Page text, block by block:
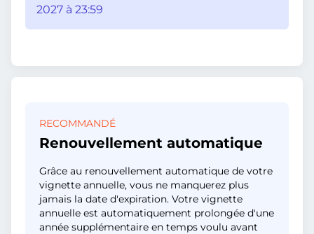
2027 à 23:59
RECOMMANDÉ
Renouvellement automatique
Grâce au renouvellement automatique de votre
vignette annuelle, vous ne manquerez plus
jamais la date d'expiration. Votre vignette
annuelle est automatiquement prolongée d'une
année supplémentaire en temps voulu avant